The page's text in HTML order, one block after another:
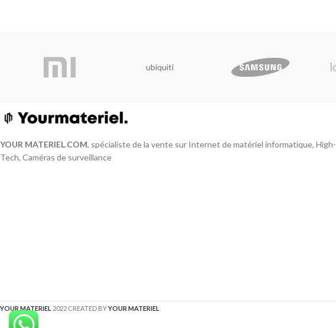
ubiquiti
YOUR MATERIEL.COM, spécialiste de la vente sur Internet de matériel informatique, High-
Tech, Caméras de surveillance
YOUR MATERIEL 2022 CREATED BYYOUR MATERIEL